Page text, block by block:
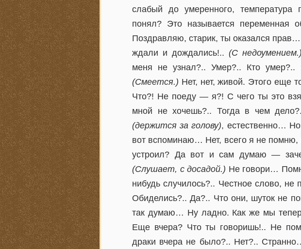
слабый до умеренного, температура
понял? Это называется
Поздравляю, старик, ты оказался
ждали и дождались!.. (С недоумением.)
меня не узнал?.. Умер?.. Кто
(Смеется.) Нет, нет, живой. Этого еще
Что?! Не поеду — я?! С чего ты это
мной не хочешь?.. Тогда в чем
(держится за голову), естественно…
вот вспоминаю… Нет, всего я не
устроил? Да вот и сам думаю —
(Слушает, с досадой.) Не говори…
нибудь случилось?.. Честное слово,
Обиделись?.. Да?.. Что они, шуток не
так думаю… Ну ладно. Как же мы
Еще вчера? Что ты говоришь!.. Не
драки вчера не было?.. Нет?..